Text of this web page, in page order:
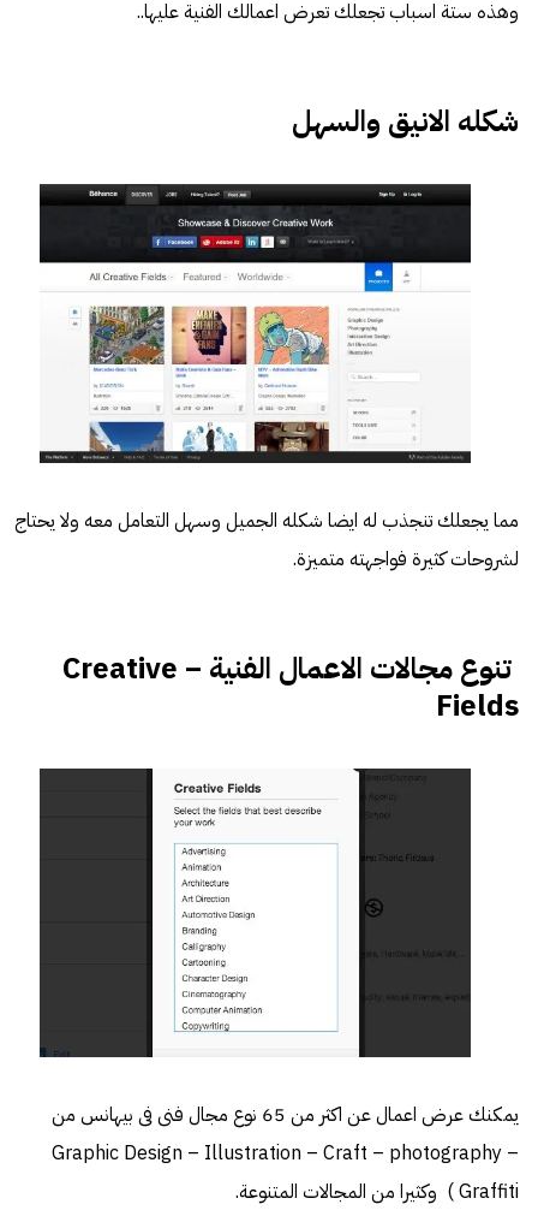
وهذه ستة اسباب تجعلك تعرض اعمالك الفنية عليها..
شكله الانيق والسهل
مما يجعلك تنجذب له ايضا شكله الجميل وسهل التعامل معه ولا يحتاج
لشروحات كثيرة فواجهته متميزة.
تنوع مجالات الاعمال الفنية – Creative
Fields
يمكنك عرض اعمال عن اكثر من 65 نوع مجال فنى فى بيهانس من
Graphic Design – Illustration – Craft – photography –
Graffiti ) وكثيرا من المجالات المتنوعة.